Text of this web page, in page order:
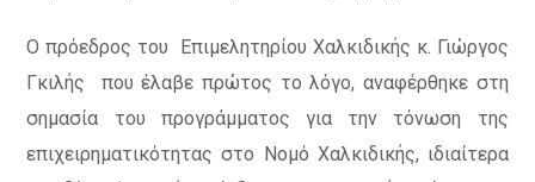
Ο πρόεδρος του Επιμελητηρίου Χαλκιδικής κ. Γιώργος
Γκιλής που έλαβε πρώτος το λόγο, αναφέρθηκε στη
σημασία του προγράμματος για την τόνωση της
επιχειρηματικότητας στο Νομό Χαλκιδικής, ιδιαίτερα